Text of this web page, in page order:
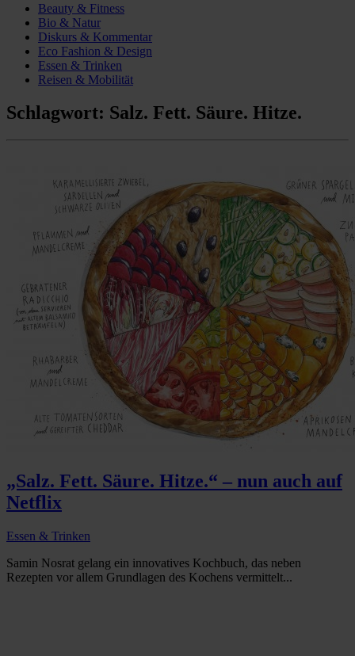
Beauty & Fitness
Bio & Natur
Diskurs & Kommentar
Eco Fashion & Design
Essen & Trinken
Reisen & Mobilität
Schlagwort: Salz. Fett. Säure. Hitze.
„Salz. Fett. Säure. Hitze.“ – nun auch auf
Netflix
Essen & Trinken
Samin Nosrat gelang ein innovatives Kochbuch, das neben
Rezepten vor allem Grundlagen des Kochens vermittelt...